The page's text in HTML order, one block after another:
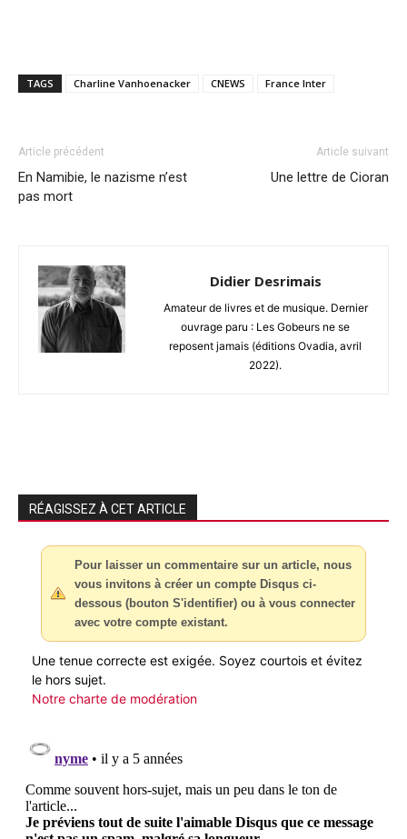
TAGS Charline Vanhoenacker CNEWS France Inter
Article précédent
En Namibie, le nazisme n’est
pas mort
Article suivant
Une lettre de Cioran
Didier Desrimais
Amateur de livres et de musique. Dernier
ouvrage paru : Les Gobeurs ne se
reposent jamais (éditions Ovadia, avril
2022).
RÉAGISSEZ À CET ARTICLE
Pour laisser un commentaire sur un article, nous
vous invitons à créer un compte Disqus ci-
dessous (bouton S'identifier) ou à vous connecter
avec votre compte existant.
Une tenue correcte est exigée. Soyez courtois et évitez
le hors sujet.
Notre charte de modération